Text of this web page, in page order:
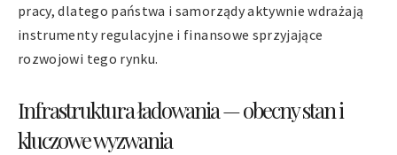
pracy, dlatego państwa i samorządy aktywnie wdrażają
instrumenty regulacyjne i finansowe sprzyjające
rozwojowi tego rynku.
Infrastruktura ładowania — obecny stan i
kluczowe wyzwania